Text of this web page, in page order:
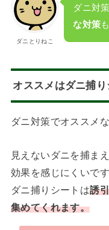
ダニとりねこ
ダニ対
な対策
オススメはダニ捕り
ダニ対策でオススメ
見えないダニを捕ま
効果を感じにくいです
ダニ捕りシートは誘
集めてくれます。